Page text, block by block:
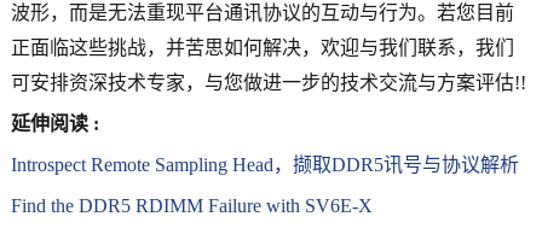
波形，而是无法重现平台通讯协议的互动与行为。若您目前
正面临这些挑战，并苦思如何解决，欢迎与我们联系，我们
可安排资深技术专家，与您做进一步的技术交流与方案评估!!
延伸阅读 :
Introspect Remote Sampling Head，撷取DDR5讯号与协议解析
Find the DDR5 RDIMM Failure with SV6E-X